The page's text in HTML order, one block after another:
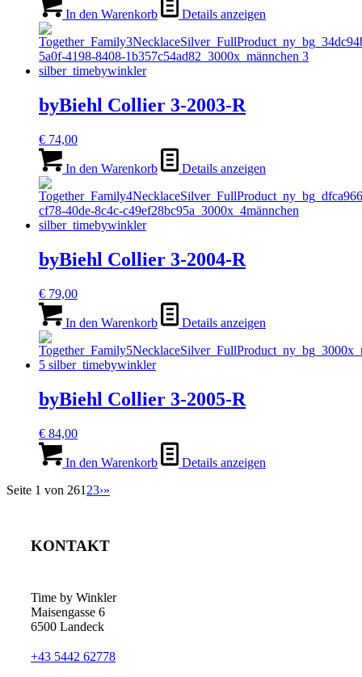
In den Warenkorb Details anzeigen
byBiehl Collier 3-2003-R
€ 74,00
In den Warenkorb Details anzeigen
byBiehl Collier 3-2004-R
€ 79,00
In den Warenkorb Details anzeigen
byBiehl Collier 3-2005-R
€ 84,00
In den Warenkorb
Details anzeigen
Seite 1 von 261 23›»
KONTAKT
Time by Winkler
Maisengasse 6
6500 Landeck
+43 5442 62778